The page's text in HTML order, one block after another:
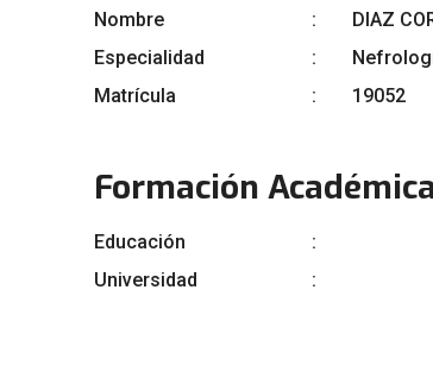
Nombre
DIAZ
Especialidad
Matrícula
19052
Formación Académica
Educación
Universidad